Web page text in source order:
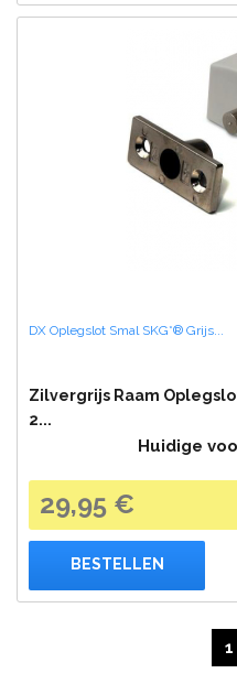
DX Oplegslot Smal SKG*® Grijs...
Zilvergrijs Raam
2...
Huidige
29,95 €
BESTELLEN
1